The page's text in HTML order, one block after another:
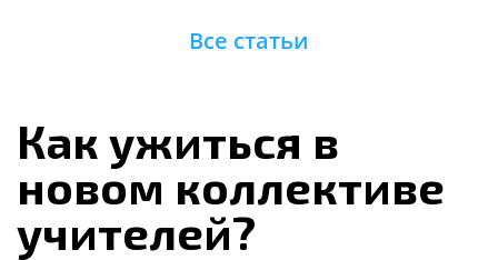
Все статьи
Как ужиться в
новом коллективе
учителей?